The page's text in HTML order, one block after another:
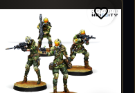
favorite_border